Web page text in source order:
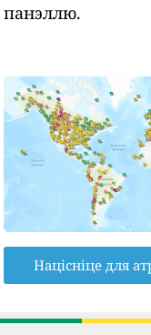
панэллю.
Націсніце для